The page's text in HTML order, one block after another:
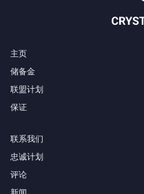
主页
储备金
联盟计划
保证
联系我们
忠诚计划
评论